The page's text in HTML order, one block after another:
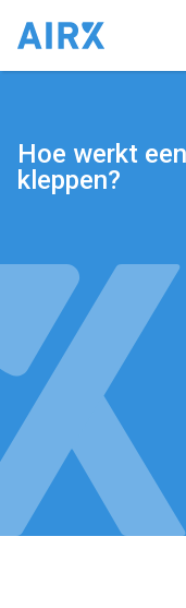
Hoe werkt
kleppen?